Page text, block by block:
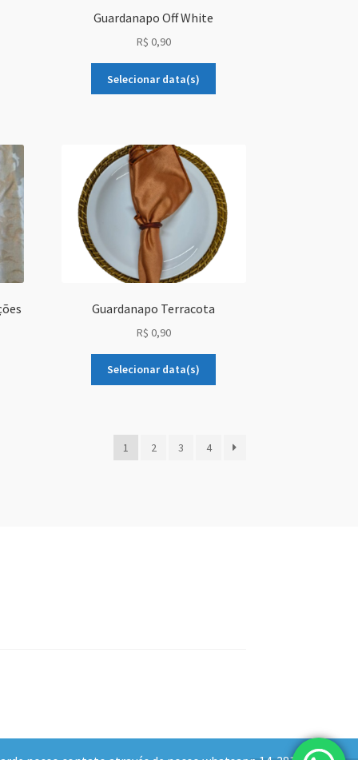
Guardanapo Off White
R$ 0,90
Selecionar data(s)
Guardanapo Terracota
R$ 0,90
Selecionar data(s)
1 2 3 4